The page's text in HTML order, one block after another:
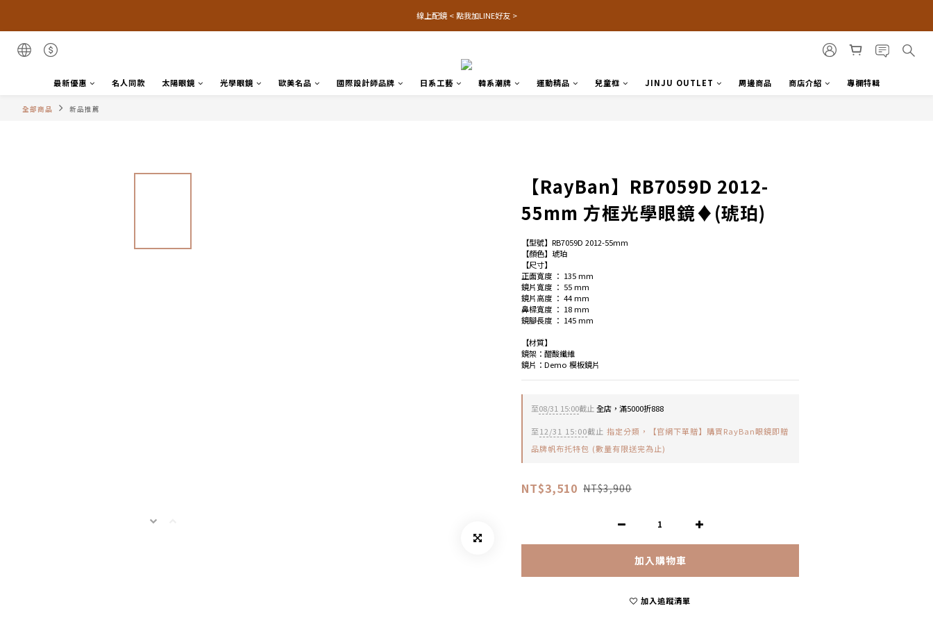
線上配鏡 < 點我加LINE好友 >
最新優惠 名人同款 太陽眼鏡 光學眼鏡 歐美名品 國際設計師品牌 日系工藝 韓系潮牌 運動精品 兒童框 JINJU OUTLET 周邊商品 商店介紹 專欄特輯
全部商品 新品推薦
【RayBan】RB7059D 2012-
55mm 方框光學眼鏡♦(琥珀)
【型號】RB7059D 2012-55mm
【顏色】琥珀
【尺寸】
正面寬度 ： 135 mm
鏡片寬度 ： 55 mm
鏡片高度 ： 44 mm
鼻樑寬度 ： 18 mm
鏡腳長度 ： 145 mm
【材質】
鏡架：醋酸纖維
鏡片：Demo 模板鏡片
至08/31 15:00截止全店，滿5000折888
至12/31 15:00截止 指定分類，【官網下單贈】購買RayBan眼鏡即贈
品牌帆布托特包 (數量有限送完為止)
NT$3,510 NT$3,900
加入購物車
加入追蹤清單